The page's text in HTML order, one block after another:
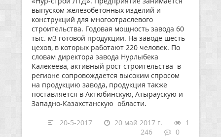
выпуском железобетонных изделий и
конструкций для многоотраслевого
строительства. Годовая мощность завода 60
тыс. м3 готовой продукции. На заводе шесть
цехов, в которых работают 220 человек. По
словам директора завода Нурлыбека
Калекеева, активный рост строительства в
регионе сопровождается высоким спросом
на продукцию завода, продукция также
поставляется в Актюбинскую, Атыраускую и
Западно-Казахстанскую области.
20-5-2017 20 май 2017 г.
1
246
0